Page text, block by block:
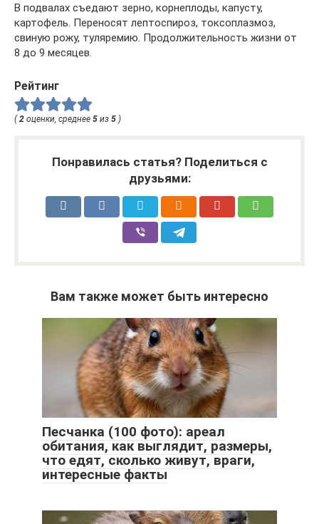
В подвалах съедают зерно, корнеплоды, капусту,
картофель. Переносят лептоспироз, токсоплазмоз,
свиную рожу, туляремию. Продолжительность жизни от
8 до 9 месяцев.
Рейтинг
( 2 оценки, среднее 5 из 5 )
Понравилась статья? Поделиться с
друзьями:
Вам также может быть интересно
Песчанка (100 фото): ареал
обитания, как выглядит, размеры,
что едят, сколько живут, враги,
интересные факты